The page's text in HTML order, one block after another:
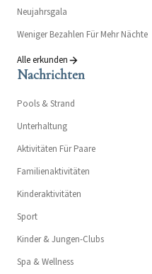
Neujahrsgala
Weniger Bezahlen Für Mehr Nächte
Alle erkunden
Nachrichten
Pools & Strand
Unterhaltung
Aktivitäten Für Paare
Familienaktivitäten
Kinderaktivitäten
Sport
Kinder & Jungen-Clubs
Spa & Wellness